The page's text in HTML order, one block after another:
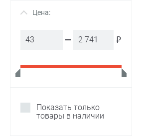
+ Цена:
₽
Показать только
товары в наличии